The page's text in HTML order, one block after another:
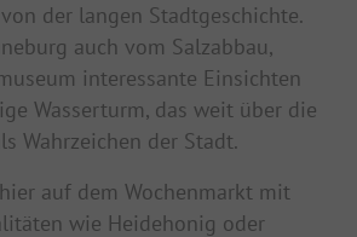
der langen Stadtgeschichte.
auch vom Salzabbau,
interessante Einsichten
Wasserturm, das weit über die
Wahrzeichen der Stadt.
auf dem Wochenmarkt mit
wie Heidehonig oder